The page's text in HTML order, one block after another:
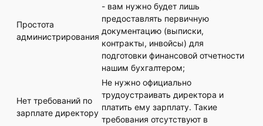
Простота
администрирования
- вам нужно будет лишь
предоставлять первичную
документацию (выписки,
контракты, инвойсы) для
подготовки финансовой отчетности
нашим бухгалтером;
Нет требований по
зарплате директору
Не нужно официально
трудоустраивать директора и
платить ему зарплату. Такие
требования отсутствуют в